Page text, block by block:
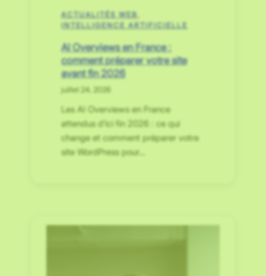
ACTUALITÉS WEB
INTELLIGENCE ARTIFICIELLE
AI Overviews en France :
comment préparer votre site
avant fin 2026
juillet 24, 2026
Les AI Overviews en France
attendus d’ici fin 2026 : ce qui
change et comment préparer votre
site WordPress pour…